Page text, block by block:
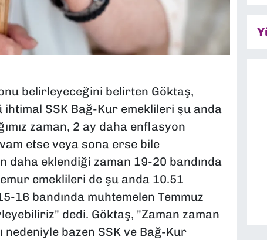
belirleyeceğini belirten Göktaş,
SSK Bağ-Kur emeklileri şu anda
zaman, 2 ay daha enflasyon
etse veya sona erse bile
daha eklendiği zaman 19-20 bandında
emeklileri de şu anda 10.51
16 bandında muhtemelen Temmuz
dedi. Göktaş, "Zaman zaman
nedeniyle bazen SSK ve Bağ-Kur